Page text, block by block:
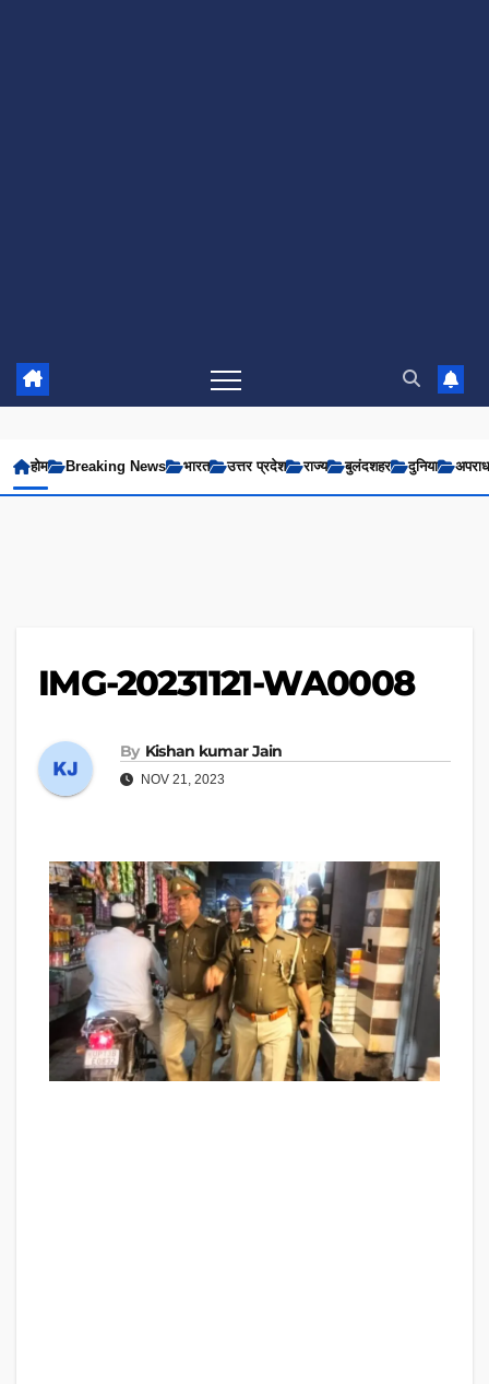
होम Breaking News भारत उत्तर प्रदेश राज्य बुलंदशहर दुनिया अपराध
IMG-20231121-WA0008
By Kishan kumar Jain
NOV 21, 2023